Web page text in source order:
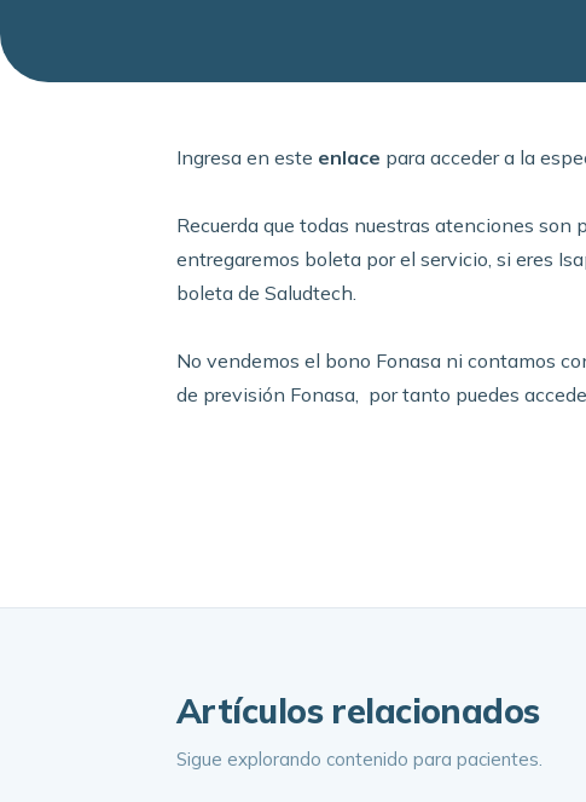
Ingresa en este enlace para acceder a la
Recuerda que todas nuestras atenciones son
entregaremos boleta por el servicio, si eres
boleta de Saludtech.
No vendemos el bono Fonasa ni contamos
de previsión Fonasa, por tanto puedes
Artículos relacionados
Sigue explorando contenido para pacientes